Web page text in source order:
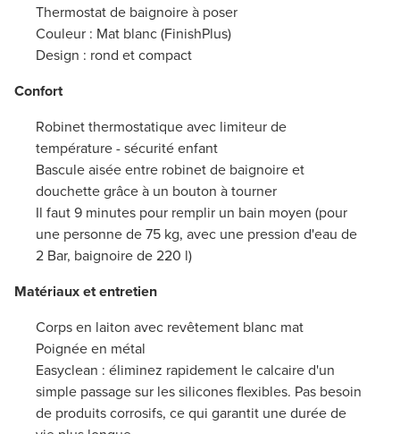
Thermostat de baignoire à poser
Couleur : Mat blanc (FinishPlus)
Design : rond et compact
Confort
Robinet thermostatique avec limiteur de
température - sécurité enfant
Bascule aisée entre robinet de baignoire et
douchette grâce à un bouton à tourner
Il faut 9 minutes pour remplir un bain moyen (pour
une personne de 75 kg, avec une pression d'eau de
2 Bar, baignoire de 220 l)
Matériaux et entretien
Corps en laiton avec revêtement blanc mat
Poignée en métal
Easyclean : éliminez rapidement le calcaire d'un
simple passage sur les silicones flexibles. Pas besoin
de produits corrosifs, ce qui garantit une durée de